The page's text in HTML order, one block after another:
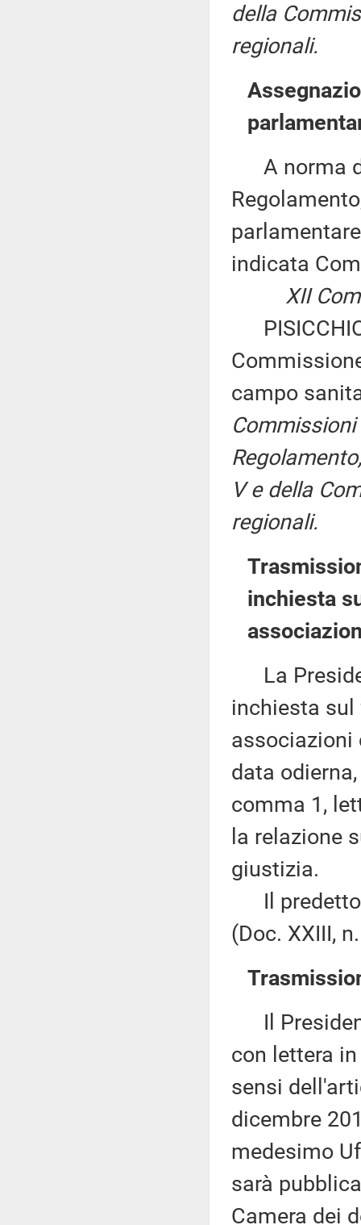
della
regionali.
A norma
indicata
XII
campo
Commissioni
V e della
regionali.
inchiesta
La
inchiesta sul
associazioni
data
comma 1,
la relazione
giustizia.
Il predetto
(Doc. XXIII,
Il
con lettera
sensi
dicembre
medesimo
sarà
Camera dei